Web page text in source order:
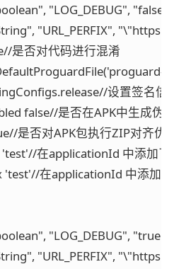
"LOG_DEBUG",
"URL_PERFIX",
是否对代码进行混淆
设置签名信
false//是否在APK中生成
是否对APK包执行ZIP对齐
'test'//在applicationId 中添
'test'//在applicationId 中添
"LOG_DEBUG",
"URL_PERFIX",